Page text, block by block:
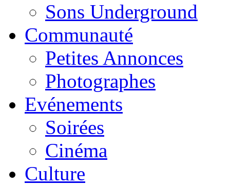
Sons Underground
Communauté
Petites Annonces
Photographes
Evénements
Soirées
Cinéma
Culture